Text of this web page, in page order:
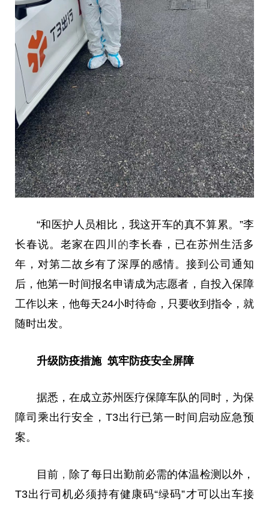
“和医护人员相比，我这开车的真不算累。”李
长春说。老家在四川 的李长春，已在苏州生活多
年，对第二故乡有了深厚的感情。接到公司通知
后，他第一时间报名申请成为志愿者，自投入保障
工作以来，他每天24小时待命，只要收到指令，就
随时出发。
升级防疫措施筑牢防疫安全屏障
据悉，在成立苏州医疗保障车队的同时，为保
障司乘出行安全，T3出行已第一时间启动应急预
案。
目前 ， 除了每日出勤前必需的体温检测以外，
T3出行司机必须持有健康码“绿码”才可以出车接